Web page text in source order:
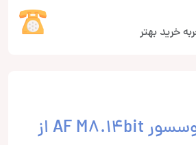
خرید بهتر
آمپلی فایر پروسسور AF M8.14bit از